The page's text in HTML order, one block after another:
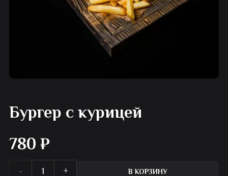
Бургер с курицей
780 ₽
Количество В КОРЗИНУ